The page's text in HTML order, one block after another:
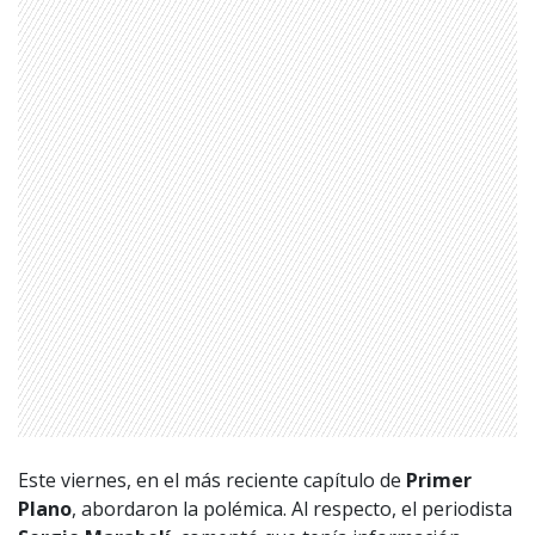
Este viernes, en el más reciente capítulo de Primer
Plano, abordaron la polémica. Al respecto, el periodista
Producción musical Cadena Ser, España 2026.
CONTACTO COMERCIAL